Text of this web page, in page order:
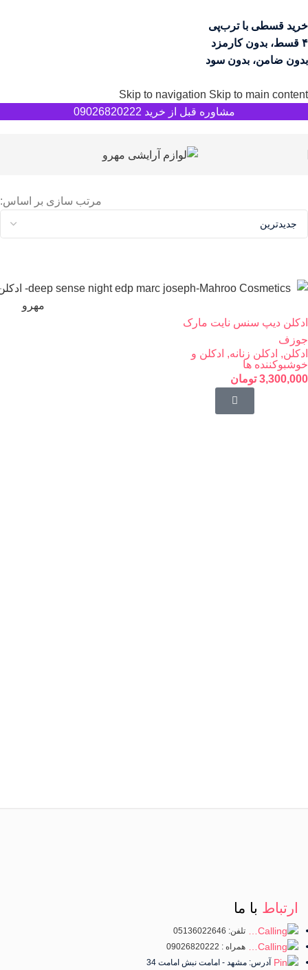
خرید قسطی با ترب‌پی
۴ قسط، بدون کارمزد
بدون ضامن، بدون سود
Skip to navigation Skip to main content
مشاوره قبل از خرید 09026820222
مرتب سازی بر اساس:
ادکلن دیپ سنس نایت مارک
جوزف
ادکلن, ادکلن زنانه, ادکلن و
خوشبوکننده ها
3,300,000 تومان
ارتباط با ما
تلفن: 05136022646
همراه : 09026820222
آدرس: مشهد - امامت نبش امامت 34